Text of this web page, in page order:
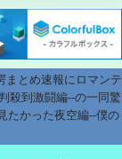
まとめ速報にロマンテ
殺到激闘編--の一同驚
たかった夜空編--僕の